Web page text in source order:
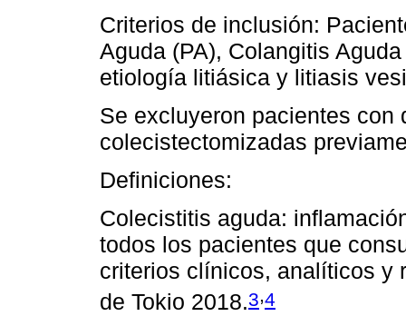
Criterios de inclusión:
Aguda (PA), Colangitis
etiología litiásica y litiasis
Se excluyeron pacientes
colecistectomizadas
Definiciones:
Colecistitis aguda:
todos los pacientes que
criterios clínicos, analíticos y
de Tokio 2018.3,4